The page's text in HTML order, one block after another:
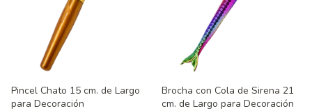
Pincel Chato 15 cm. de Largo
para Decoración
Brocha con Cola de Sirena 21
cm. de Largo para Decoración